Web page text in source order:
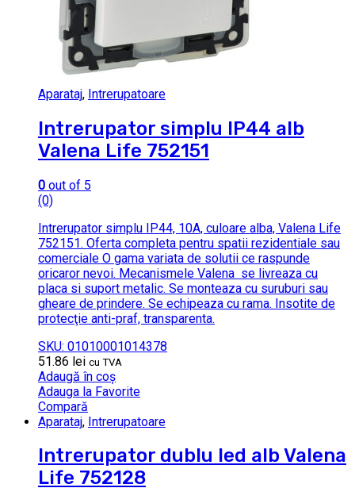
Aparataj, Intrerupatoare
Intrerupator simplu IP44 alb
Valena Life 752151
0 out of 5
(0)
Intrerupator simplu IP44, 10A, culoare alba, Valena Life
752151. Oferta completa pentru spatii rezidentiale sau
comerciale O gama variata de solutii ce raspunde
oricaror nevoi. Mecanismele Valena se livreaza cu
placa si suport metalic. Se monteaza cu suruburi sau
gheare de prindere. Se echipeaza cu rama. Insotite de
protecţie anti-praf, transparenta.
SKU: 01010001014378
51.86 lei cu TVA
Adaugă în coș
Adauga la Favorite
Compară
Aparataj, Intrerupatoare
Intrerupator dublu led alb Valena
Life 752128